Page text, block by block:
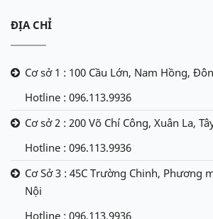
ĐỊA CHỈ
Cơ sở 1 : 100 Cầu Lớn, Nam Hồng,
Hotline : 096.113.9936
Cơ sở 2 : 200 Võ Chí Công, Xuân La,
Hotline : 096.113.9936
Cơ Sở 3 : 45C Trường Chinh, Phương
Nội
Hotline : 096.113.9936